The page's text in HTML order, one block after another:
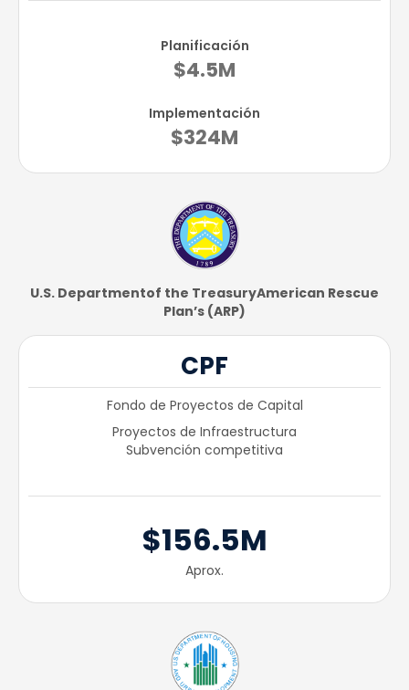
Planificación
$4.5M
Implementación
$324M
U.S. Department​of the Treasury​American Rescue
Plan’s (ARP)
CPF
Fondo de Proyectos de Capital
Proyectos de Infraestructura
Subvención competitiva
$156.5M
Aprox.